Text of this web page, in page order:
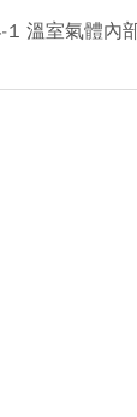
1 溫室氣體內